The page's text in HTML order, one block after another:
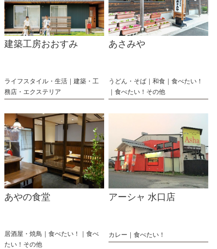
建築工房おおすみ
ライフスタイル・生活
建築・工
務店・エクステリア
あさみや
うどん・そば 和食
食べたい！
食べたい！その他
あやの食堂
居酒屋・焼鳥 食べたい！
食べ
たい！その他
アーシャ 水口店
カレー 食べたい！